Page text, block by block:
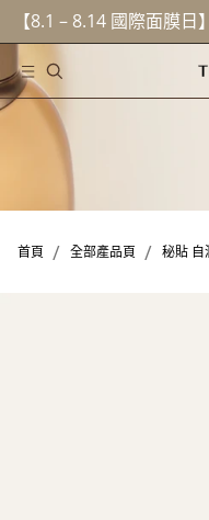
【8.1 – 8.14 國際面膜
首頁 / 全部產品頁 / 秘貼 自